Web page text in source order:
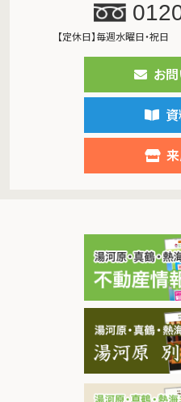
【定休日】毎週水曜日・祝日
お